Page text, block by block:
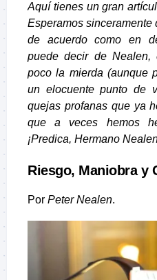
Aquí tienes un gran
Esperamos sinceramente
de acuerdo como en
puede decir de Nealen,
poco la mierda (aunque
un elocuente punto de
quejas profanas que ya
que a veces hemos
¡Predica, Hermano
Riesgo, Maniobra y
Por Peter Nealen.